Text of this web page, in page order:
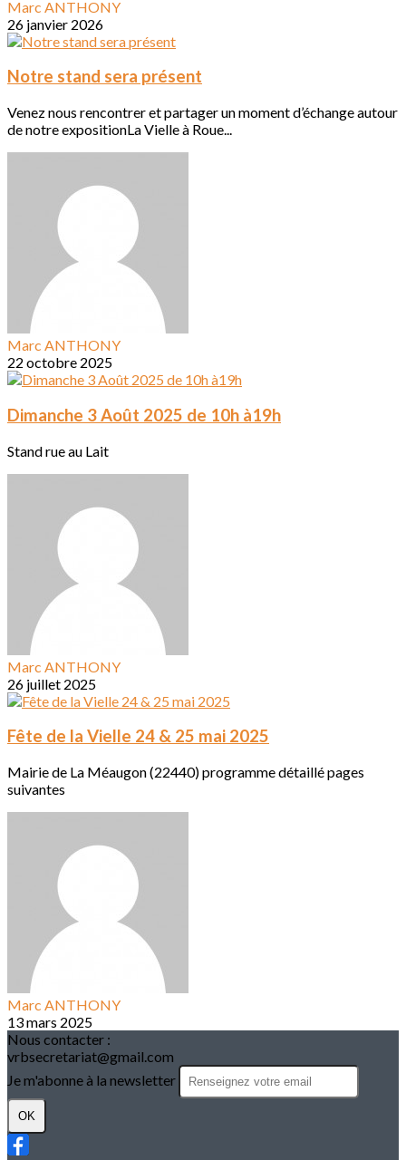
Marc ANTHONY
26 janvier 2026
Notre stand sera présent
Venez nous rencontrer et partager un moment d’échange autour
de notre expositionLa Vielle à Roue...
Marc ANTHONY
22 octobre 2025
Dimanche 3 Août 2025 de 10h à19h
Stand rue au Lait
Marc ANTHONY
26 juillet 2025
Fête de la Vielle 24 & 25 mai 2025
Mairie de La Méaugon (22440) programme détaillé pages
suivantes
Marc ANTHONY
13 mars 2025
Nous contacter :
vrbsecretariat@gmail.com
Je m'abonne à la newsletter
OK